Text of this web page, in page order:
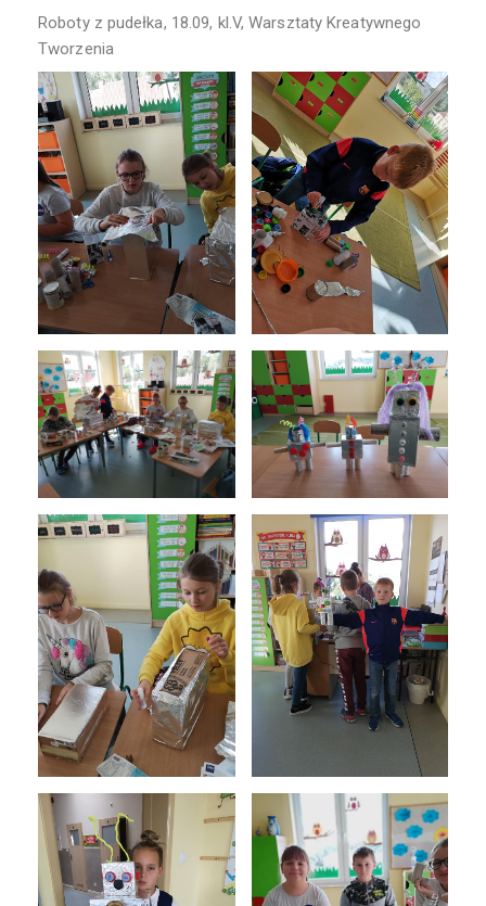
Roboty z pudełka, 18.09, kl.V, Warsztaty Kreatywnego
Tworzenia